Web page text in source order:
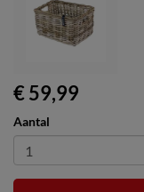
€ 59,99
Aantal